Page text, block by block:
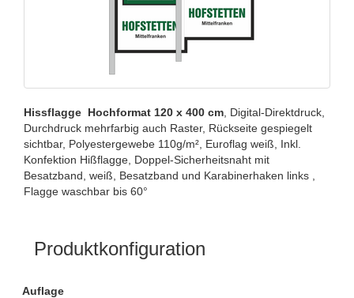
​Hissflagge Hochformat 120 x 400 cm , Digital-Direktdruck,
Durchdruck mehrfarbig auch Raster, Rückseite gespiegelt
sichtbar, Polyestergewebe 110g/m², Euroflag weiß, Inkl.
Konfektion Hißflagge, Doppel-Sicherheitsnaht mit
Besatzband, weiß, Besatzband und Karabinerhaken links ,
Flagge waschbar bis 60°
Produktkonfiguration
Auflage